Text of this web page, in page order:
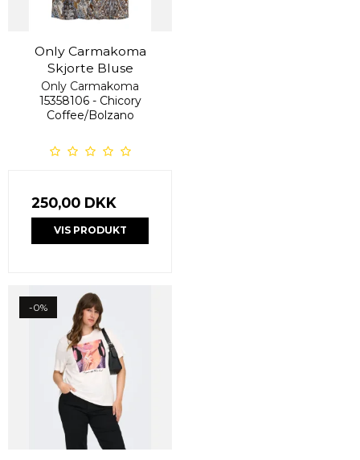
Only Carmakoma
Skjorte Bluse
Only Carmakoma
15358106 - Chicory
Coffee/Bolzano
250,00 DKK
VIS PRODUKT
-0%